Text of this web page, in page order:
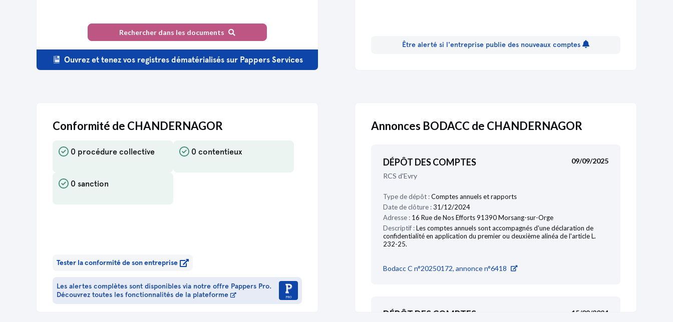
Rechercher dans les documents
Ouvrez et tenez vos registres dématérialisés sur Pappers Services
Être alerté si l'entreprise publie des nouveaux comptes
Conformité de CHANDERNAGOR
0 procédure collective 0 contentieux
0 sanction
Tester la conformité de son entreprise
Les alertes complètes sont disponibles via notre offre Pappers Pro.
Découvrez toutes les fonctionnalités de la plateforme
Annonces BODACC de CHANDERNAGOR
DÉPÔT DES COMPTES
09/09/2025
RCS d'Evry
Type de dépôt :Comptes annuels et rapports
Date de clôture :31/12/2024
Adresse : 16 Rue de Nos Efforts 91390 Morsang-sur-Orge
Descriptif :Les comptes annuels sont accompagnés d'une déclaration de
confidentialité en application du premier ou deuxième alinéa de l'article L.
232-25.
Bodacc C n°20250172, annonce n°6418
DÉPÔT DES COMPTES
15/09/2024